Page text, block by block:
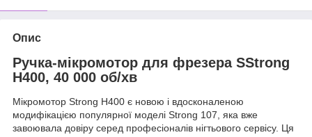
Опис
Ручка-мікромотор для фрезера SStrong
H400, 40 000 об/хв
Мікромотор Strong H400 є новою і вдосконаленою
модифікацією популярної моделі Strong 107, яка вже
завоювала довіру серед професіоналів нігтьового сервісу. Ця